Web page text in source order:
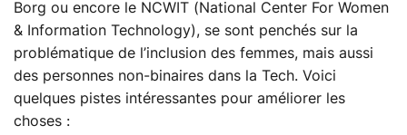
Borg ou encore le NCWIT (National Center For Women
& Information Technology), se sont penchés sur la
problématique de l’inclusion des femmes, mais aussi
des personnes non-binaires dans la Tech. Voici
quelques pistes intéressantes pour améliorer les
choses :